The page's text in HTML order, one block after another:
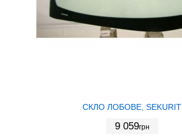
СКЛО ЛОБОВЕ, SEKURIT
9 059грн